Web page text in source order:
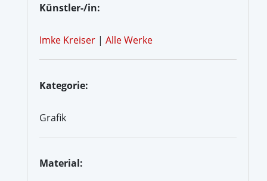
Künstler-/in:
Imke Kreiser | Alle Werke
Kategorie:
Grafik
Material: